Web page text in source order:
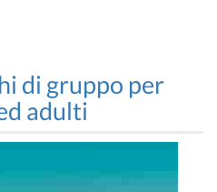
di gruppo per
adulti